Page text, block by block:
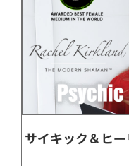
サイキック＆ヒ